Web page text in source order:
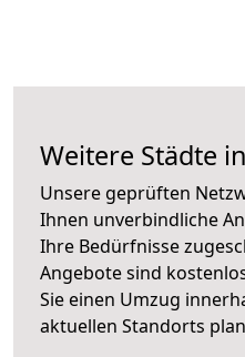
Weitere Städte in
Unsere geprüften
Ihnen unverbindliche
Ihre Bedürfnisse
Angebote sind
Sie einen Umzug
aktuellen Standorts